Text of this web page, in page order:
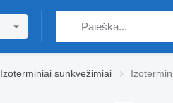
Izoterminiai sunkvežimiai